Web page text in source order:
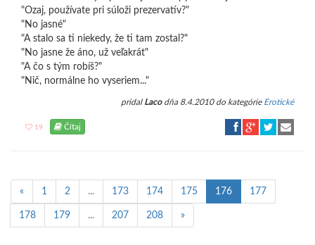
"Ozaj, používate pri súloži prezervatív?"
"No jasné"
"A stalo sa ti niekedy, že ti tam zostal?"
"No jasne že áno, už veľakrát"
"A čo s tým robíš?"
"Nič, normálne ho vyseriem..."
pridal Lacodňa 8.4.2010 do kategórie Erotické
19 Čítaj
« 1 2 ... 173 174 175 176 177
178 179 ... 207 208 »